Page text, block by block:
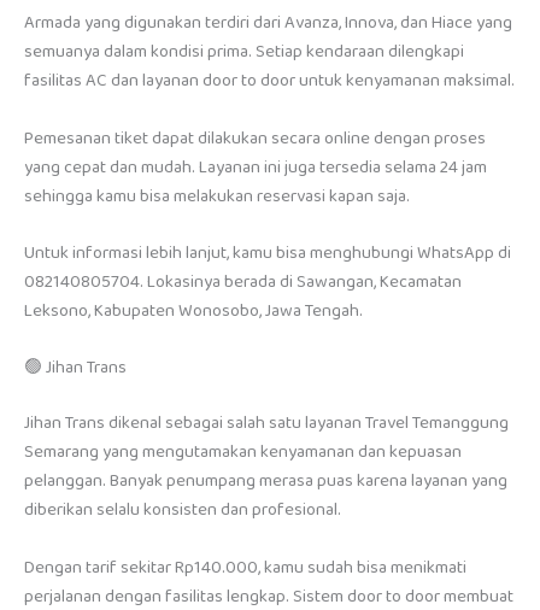
Armada yang digunakan terdiri dari Avanza, Innova, dan Hiace yang
semuanya dalam kondisi prima. Setiap kendaraan dilengkapi
fasilitas AC dan layanan door to door untuk kenyamanan maksimal.
Pemesanan tiket dapat dilakukan secara online dengan proses
yang cepat dan mudah. Layanan ini juga tersedia selama 24 jam
sehingga kamu bisa melakukan reservasi kapan saja.
Untuk informasi lebih lanjut, kamu bisa menghubungi WhatsApp di
082140805704. Lokasinya berada di Sawangan, Kecamatan
Leksono, Kabupaten Wonosobo, Jawa Tengah.
🟢 Jihan Trans
Jihan Trans dikenal sebagai salah satu layanan Travel Temanggung
Semarang yang mengutamakan kenyamanan dan kepuasan
pelanggan. Banyak penumpang merasa puas karena layanan yang
diberikan selalu konsisten dan profesional.
Dengan tarif sekitar Rp140.000, kamu sudah bisa menikmati
perjalanan dengan fasilitas lengkap. Sistem door to door membuat